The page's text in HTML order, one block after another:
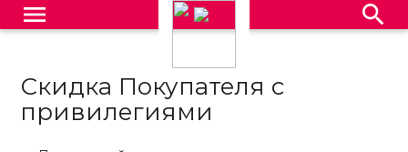
menu search
Скидка Покупателя с
привилегиями